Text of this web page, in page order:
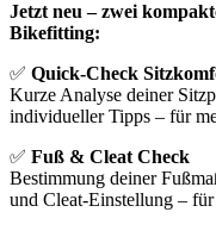
Jetzt neu – zwei
Bikefitting:
✅ Quick-Check
Kurze Analyse deiner
individueller Tipps – für
✅ Fuß & Cleat Check
Bestimmung deiner
und Cleat-Einstellung –